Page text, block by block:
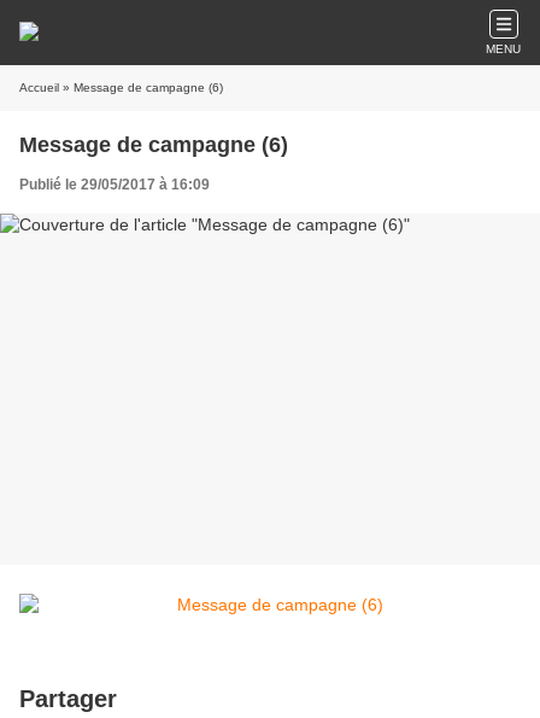
MENU
Accueil » Message de campagne (6)
Message de campagne (6)
Publié le 29/05/2017 à 16:09
Partager